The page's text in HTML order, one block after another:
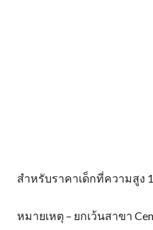
สำหรับราคาเด็กที่ความสูง
หมายเหตุ – ยกเว้นสาขา